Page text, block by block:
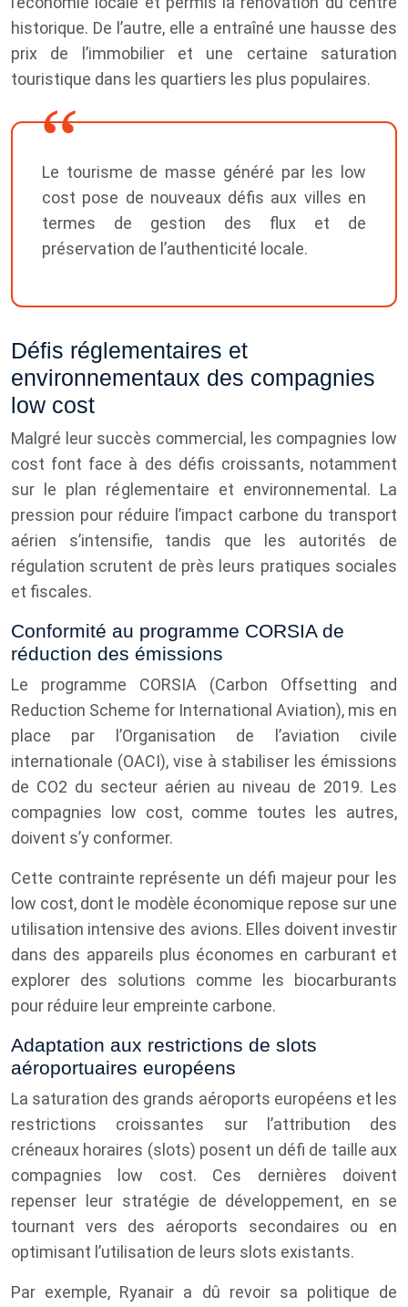
historique. De l’autre, elle a entraîné une hausse des
prix de l’immobilier et une certaine saturation
touristique dans les quartiers les plus populaires.
Le tourisme de masse généré par les low
cost pose de nouveaux défis aux villes en
termes de gestion des flux et de
préservation de l’authenticité locale.
Défis réglementaires et
environnementaux des compagnies
low cost
Malgré leur succès commercial, les compagnies low
cost font face à des défis croissants, notamment
sur le plan réglementaire et environnemental. La
pression pour réduire l’impact carbone du transport
aérien s’intensifie, tandis que les autorités de
régulation scrutent de près leurs pratiques sociales
et fiscales.
Conformité au programme CORSIA de
réduction des émissions
Le programme CORSIA (Carbon Offsetting and
Reduction Scheme for International Aviation), mis en
place par l’Organisation de l’aviation civile
internationale (OACI), vise à stabiliser les émissions
de CO2 du secteur aérien au niveau de 2019. Les
compagnies low cost, comme toutes les autres,
doivent s’y conformer.
Cette contrainte représente un défi majeur pour les
low cost, dont le modèle économique repose sur une
utilisation intensive des avions. Elles doivent investir
dans des appareils plus économes en carburant et
explorer des solutions comme les biocarburants
pour réduire leur empreinte carbone.
Adaptation aux restrictions de slots
aéroportuaires européens
La saturation des grands aéroports européens et les
restrictions croissantes sur l’attribution des
créneaux horaires (slots) posent un défi de taille aux
compagnies low cost. Ces dernières doivent
repenser leur stratégie de développement, en se
tournant vers des aéroports secondaires ou en
optimisant l’utilisation de leurs slots existants.
Par exemple, Ryanair a dû revoir sa politique de